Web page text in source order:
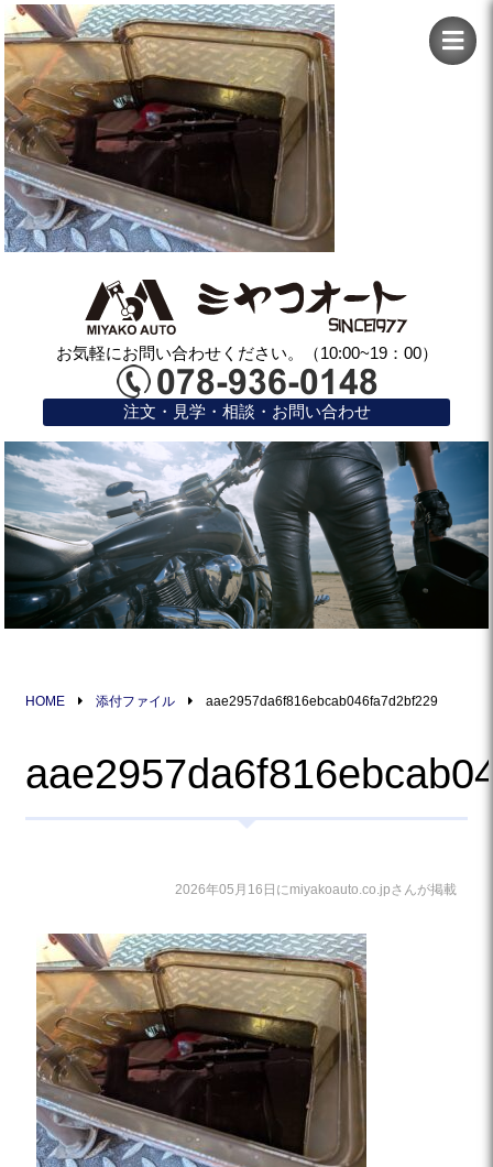
お気軽にお問い合わせください。（10:00~19：00）
注文・見学・相談・お問い合わせ
HOME 添付ファイル aae2957da6f816ebcab046fa7d2bf229
2026年05月16日にmiyakoauto.co.jpさんが掲載